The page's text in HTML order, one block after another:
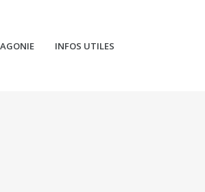
INFOS UTILES